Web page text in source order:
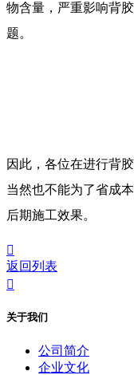
物含量，严重影响背
题。
因此，各位在进行背
当然也不能为了省成
后期施工效果。

返回列表

关于我们
公司简介
企业文化